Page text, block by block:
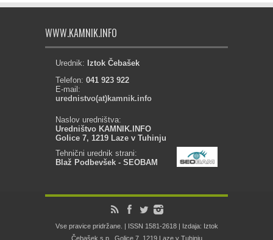
WWW.KAMNIK.INFO
Urednik: Iztok Čebašek
Telefon: 041 923 922
E-mail:
urednistvo(at)kamnik.info
Naslov uredništva:
Uredništvo KAMNIK.INFO
Golice 7, 1219 Laze v Tuhinju
Tehnični urednik strani:
Blaž Podbevšek - SEOBAM
Vse pravice pridržane. | ISSN 1581-2618 | Izdaja: Iztok
Čebašek s.p., Golice 7, 1219 Laze v Tuhinju